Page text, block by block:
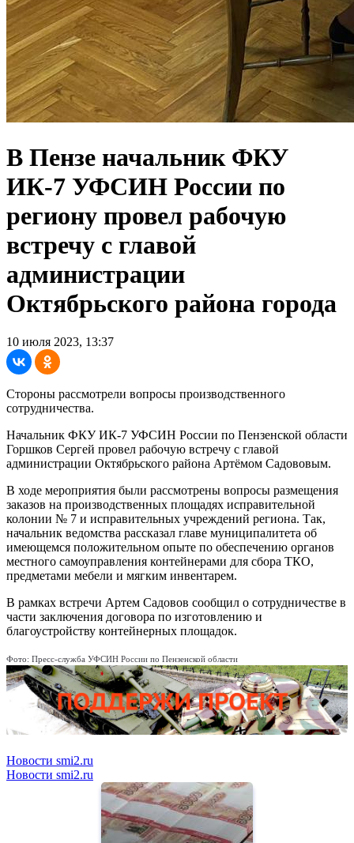
В Пензе начальник ФКУ
ИК-7 УФСИН России по
региону провел рабочую
встречу с главой
администрации
Октябрьского района города
10 июля 2023, 13:37
Стороны рассмотрели вопросы производственного
сотрудничества.
Начальник ФКУ ИК-7 УФСИН России по Пензенской области
Горшков Сергей провел рабочую встречу с главой
администрации Октябрьского района Артёмом Садововым.
В ходе мероприятия были рассмотрены вопросы размещения
заказов на производственных площадях исправительной
колонии № 7 и исправительных учреждений региона. Так,
начальник ведомства рассказал главе муниципалитета об
имеющемся положительном опыте по обеспечению органов
местного самоуправления контейнерами для сбора ТКО,
предметами мебели и мягким инвентарем.
В рамках встречи Артем Садовов сообщил о сотрудничестве в
части заключения договора по изготовлению и
благоустройству контейнерных площадок.
Фото: Пресс-служба УФСИН России по Пензенской области
Новости smi2.ru
Новости smi2.ru